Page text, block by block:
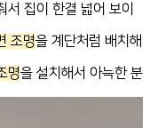
집이 한결 넓어 보이
조명을 계단처럼 배치해
명을 설치해서 아늑한 분